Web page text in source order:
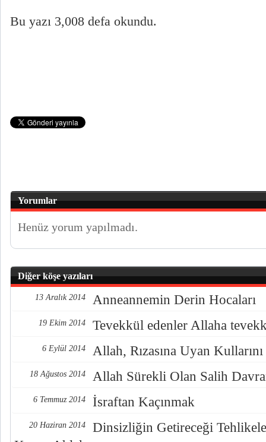
Bu yazı 3,008 defa okundu.
Yorumlar
Henüz yorum yapılmadı.
Diğer köşe yazıları
13 Aralık 2014 Anneannemin Derin Hocaları
19 Ekim 2014 Tevekkül edenler Allaha
6 Eylül 2014 Allah, Rızasına Uyan
18 Ağustos 2014 Allah Sürekli Olan Salih
6 Temmuz 2014 İsraftan Kaçınmak
20 Haziran 2014
Dinsizliğin Getireceği